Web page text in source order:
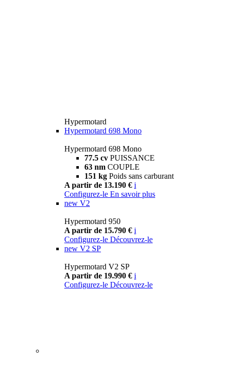
Hypermotard
Hypermotard 698 Mono
Hypermotard 698 Mono
77.5 cv PUISSANCE
63 nm COUPLE
151 kg Poids sans carburant
A partir de 13.190 € i
Configurez-le En savoir plus
new V2
Hypermotard 950
A partir de 15.790 € i
Configurez-le Découvrez-le
new V2 SP
Hypermotard V2 SP
A partir de 19.990 € i
Configurez-le Découvrez-le